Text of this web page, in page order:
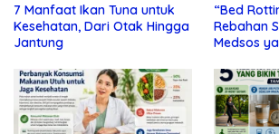
7 Manfaat Ikan Tuna untuk
Kesehatan, Dari Otak Hingga
Jantung
“Bed
Rebahan
Medsos